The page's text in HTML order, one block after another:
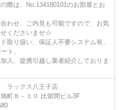
際は、No,134180101のお部屋とお
わせ、ご内見も可能ですので、お気
くださいませ☆
取り扱い、保証人不要システム有、
ト、
入、提携引越し業者紹介しておりま
ラックス八王子店
町８－１０ 比留間ビル3F